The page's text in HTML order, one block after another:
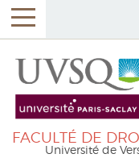
FACULTÉ DE
Université de